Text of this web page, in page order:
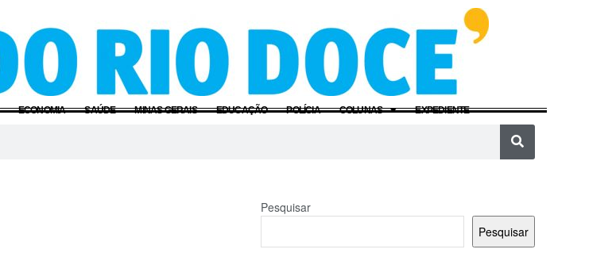
ECONOMIA SAÚDE MINAS GERAIS EDUCAÇÃO POLÍCIA COLUNAS EXPEDIENTE
Pesquisar
Pesquisar